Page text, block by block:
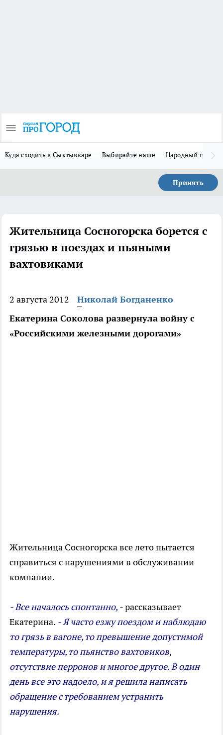
Куда сходить в Сыктывкаре Выбирайте наше Народный герой
Принять
Жительница Сосногорска борется с
грязью в поездах и пьяными
вахтовиками
2 августа 2012
Николай Богданенко
Екатерина Соколова развернула войну с
«Российскими железными дорогами»
Жительница Сосногорска все лето пытается
справиться с нарушениями в обслуживании
компании.
- Все началось спонтанно, -рассказывает
Екатерина. - Я часто езжу поездом и наблюдаю
то грязь в вагоне, то превышение допустимой
температуры, то пьянство вахтовиков,
отсутствие перронов и многое другое. В один
день все это надоело, и я решила написать
обращение с требованием устранить
нарушения.